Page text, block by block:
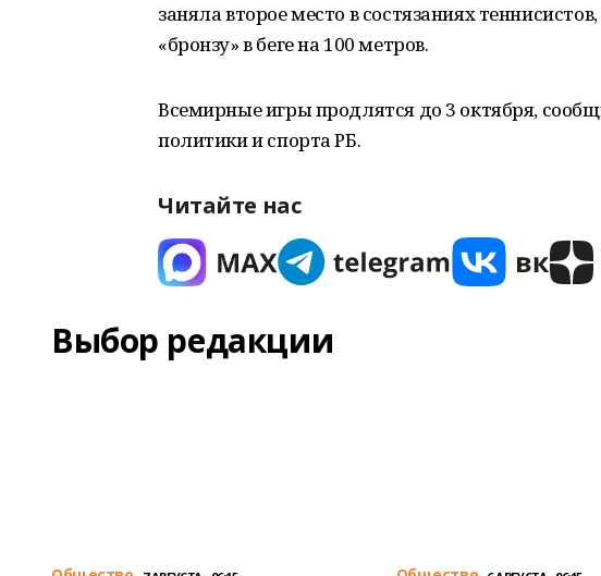
заняла второе место в состязаниях
«бронзу» в беге на 100 метров.
Всемирные игры продлятся до 3 октября,
политики и спорта РБ.
Читайте нас
Выбор редакции